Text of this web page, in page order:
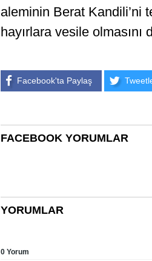
aleminin Berat Kandili’ni
hayırlara vesile olmasını
Facebook'ta Paylaş
FACEBOOK YORUMLAR
YORUMLAR
0 Yorum